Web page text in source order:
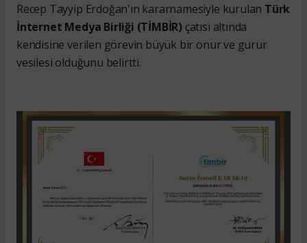
Recep Tayyip Erdoğan'ın kararnamesiyle kurulan Türk
İnternet Medya Birliği (TİMBİR) çatısı altında
kendisine verilen görevin büyük bir onur ve gurur
vesilesi olduğunu belirtti.